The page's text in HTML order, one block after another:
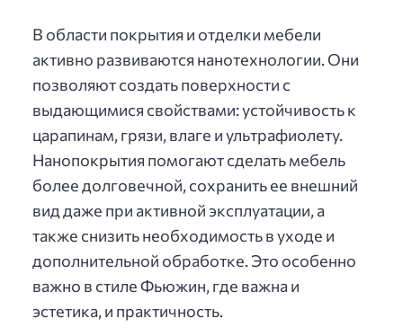
В области покрытия и отделки мебели
активно развиваются нанотехнологии. Они
позволяют создать поверхности с
выдающимися свойствами: устойчивость к
царапинам, грязи, влаге и ультрафиолету.
Нанопокрытия помогают сделать мебель
более долговечной, сохранить ее внешний
вид даже при активной эксплуатации, а
также снизить необходимость в уходе и
дополнительной обработке. Это особенно
важно в стиле Фьюжин, где важна и
эстетика, и практичность.